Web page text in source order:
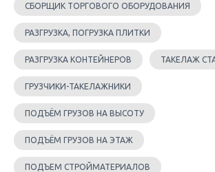
СБОРЩИК ТОРГОВОГО ОБОРУДОВАНИЯ
РАЗГРУЗКА, ПОГРУЗКА ПЛИТКИ
РАЗГРУЗКА КОНТЕЙНЕРОВ ТАКЕЛАЖ
ГРУЗЧИКИ-ТАКЕЛАЖНИКИ
ПОДЪЁМ ГРУЗОВ НА ВЫСОТУ
ПОДЪЁМ ГРУЗОВ НА ЭТАЖ
ПОДЪЕМ СТРОЙМАТЕРИАЛОВ